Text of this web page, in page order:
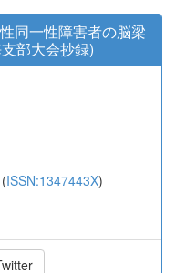
同一性障害者の脳梁
部大会抄録)
(ISSN:1347443X)